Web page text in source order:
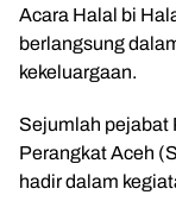
Acara Halal bi
berlangsung
kekeluargaan.
Sejumlah pejabat
Perangkat Aceh
hadir dalam